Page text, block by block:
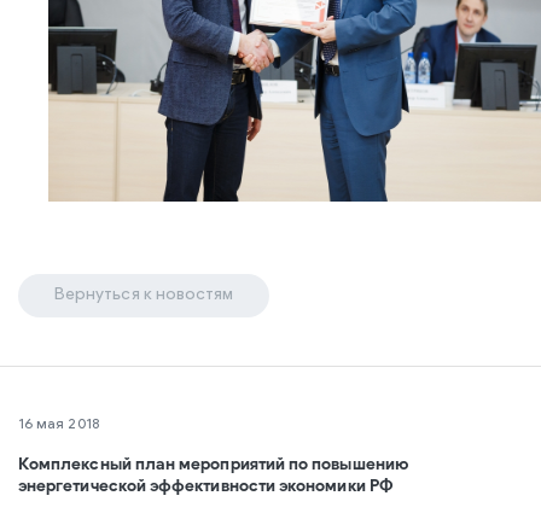
16 мая 2018
Комплексный план мероприятий по повышению
энергетической эффективности экономики РФ
Вернуться к новостям